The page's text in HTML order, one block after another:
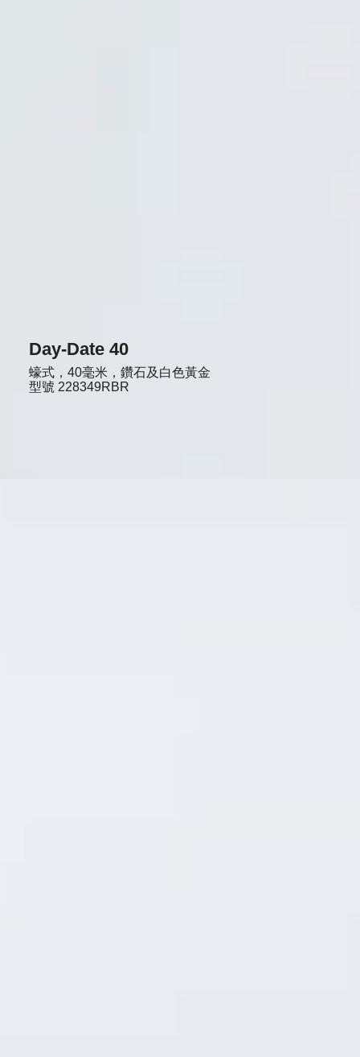
Day-Date 40
蠔式，40毫米，鑽石及白色黃金
型號 228349RBR